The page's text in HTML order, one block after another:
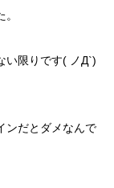
い限りです( ノД`)
ンだとダメなんで